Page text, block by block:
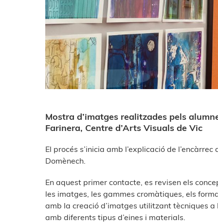
Mostra d’imatges realitzades pels
Farinera, Centre d’Arts Visuals de Vic
El procés s’inicia amb l’explicació de
Domènech.
En aquest primer contacte, es revisen els
les imatges, les gammes cromàtiques, els
amb la creació d’imatges utilitzant tècniques a
amb diferents tipus d’eines i materials.